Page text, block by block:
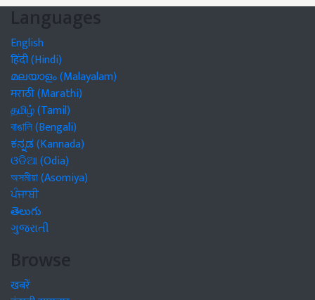
Languages
English
हिंदी (Hindi)
മലയാളം (Malayalam)
मराठी (Marathi)
தமிழ் (Tamil)
বাঙালি (Bengali)
ಕನ್ನಡ (Kannada)
ଓଡିଆ (Odia)
অসমীয়া (Asomiya)
ਪੰਜਾਬੀ
తెలుగు
ગુજરાતી
Browse
खबरें